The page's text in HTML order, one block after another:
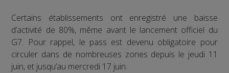
Certains établissements ont enregistré une baisse
d’activité de 80%, même avant le lancement officiel du
G7. Pour rappel, le pass est devenu obligatoire pour
circuler dans de nombreuses zones depuis le jeudi 11
juin, et jusqu’au mercredi 17 juin.